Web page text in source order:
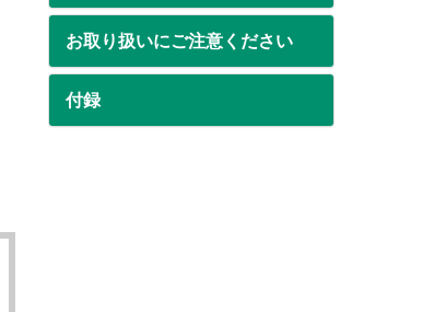
お取り扱いにご注意ください
付録